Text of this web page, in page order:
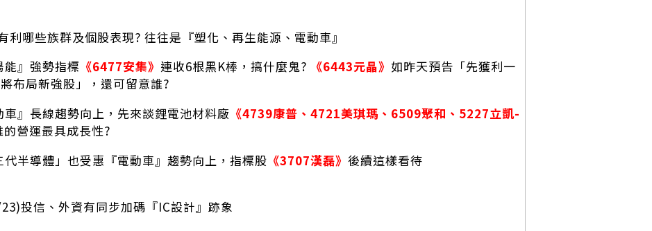
利哪些族群及個股表現? 往往是『塑化、再生能源、電動車』
能』強勢指標 《6477安集》 連收6根黑K棒，搞什麼鬼? 《6443元晶》 如昨天預告「先獲利一
布局新強股」，還可留意誰?
車』長線趨勢向上，先來談鋰電池材料廠 《4739康普、4721美琪瑪、6509聚和、5227立凱-
的營運最具成長性?
代半導體」也受惠『電動車』趨勢向上，指標股 《3707漢磊》 後續這樣看待
投信、外資有同步加碼『IC設計』跡象